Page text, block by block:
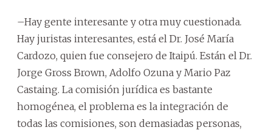
–Hay gente interesante y otra muy cuestionada.
Hay juristas interesantes, está el Dr. José María
Cardozo, quien fue consejero de Itaipú. Están el Dr.
Jorge Gross Brown, Adolfo Ozuna y Mario Paz
Castaing. La comisión jurídica es bastante
homogénea, el problema es la integración de
todas las comisiones, son demasiadas personas,